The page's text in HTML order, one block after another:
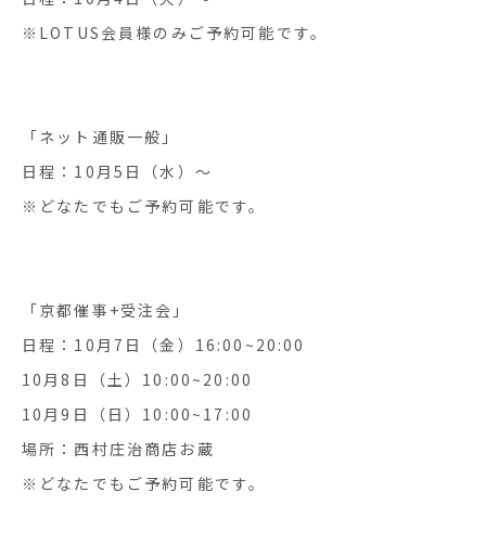
※LOTUS会員様のみご予約可能です。
「ネット通販一般」
日程：10月5日（水）〜
※どなたでもご予約可能です。
「京都催事+受注会」
日程：10月7日（金）16:00~20:00
10月8日（土）10:00~20:00
10月9日（日）10:00~17:00
場所：西村庄治商店お蔵
※どなたでもご予約可能です。